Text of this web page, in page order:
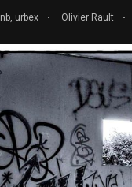
nb, urbex · Olivier Rault ·